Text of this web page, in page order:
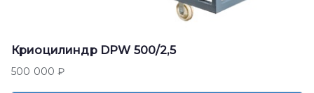
Криоцилиндр DPW 500/2,5
500 000₽